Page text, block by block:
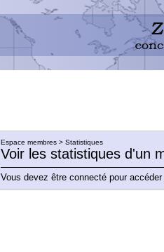
Espace membres > Statistiques
Voir les statistiques d'un
Vous devez être connecté pour